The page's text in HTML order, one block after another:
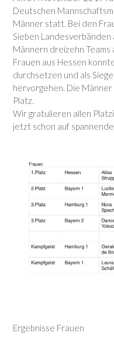
Deutschen
Männer statt. Bei den
Sieben Landesverbänden
Männern dreizehn Teams
Frauen aus Hessen
durchsetzen und als
hervorgehen. Die
Platz.
Wir gratulieren allen
jetzt schon auf
Ergebnisse Frauen